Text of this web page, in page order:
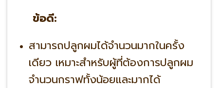
ข้อดี:
สามารถปลูกผมได้จำนวนมากในครั้ง
เดียว เหมาะสำหรับผู้ที่ต้องการปลูกผม
จำนวนกราฟทั้งน้อยและมากได้